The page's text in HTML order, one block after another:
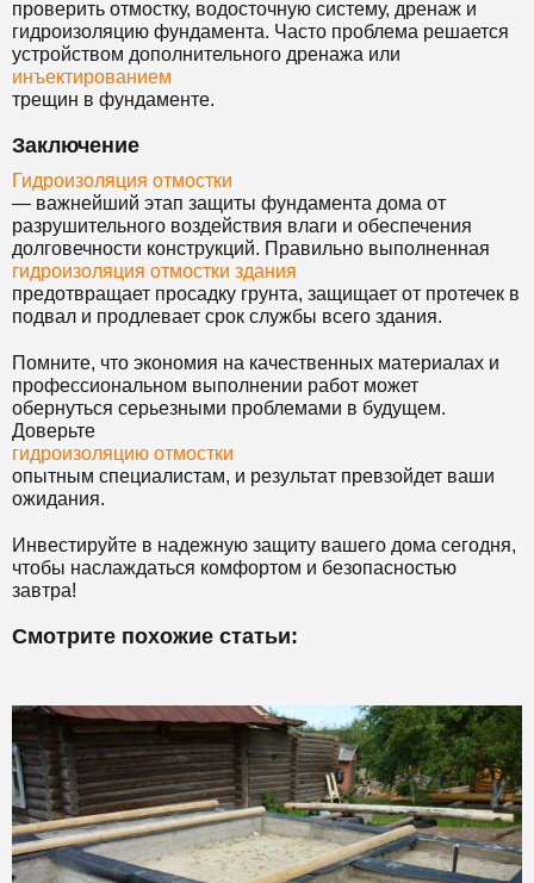
проверить отмостку, водосточную систему, дренаж и
гидроизоляцию фундамента. Часто проблема решается
устройством дополнительного дренажа или
инъектированием
трещин в фундаменте.
Заключение
Гидроизоляция отмостки
— важнейший этап защиты фундамента дома от
разрушительного воздействия влаги и обеспечения
долговечности конструкций. Правильно выполненная
гидроизоляция отмостки здания
предотвращает просадку грунта, защищает от протечек в
подвал и продлевает срок службы всего здания.
Помните, что экономия на качественных материалах и
профессиональном выполнении работ может
обернуться серьезными проблемами в будущем.
Доверьте
гидроизоляцию отмостки
опытным специалистам, и результат превзойдет ваши
ожидания.
Инвестируйте в надежную защиту вашего дома сегодня,
чтобы наслаждаться комфортом и безопасностью
завтра!
Смотрите похожие статьи: